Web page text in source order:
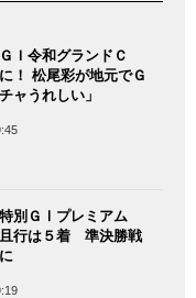
Ｉ令和グランドＣ
！ 松尾彩が地元でＧ
ャうれしい」
特別ＧⅠプレミアム
且行は５着 準決勝戦